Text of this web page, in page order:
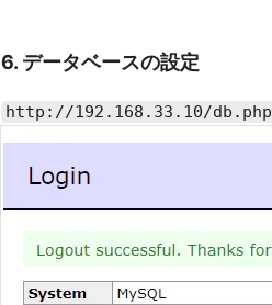
6. データベースの設定
http://192.168.33.10/db.php